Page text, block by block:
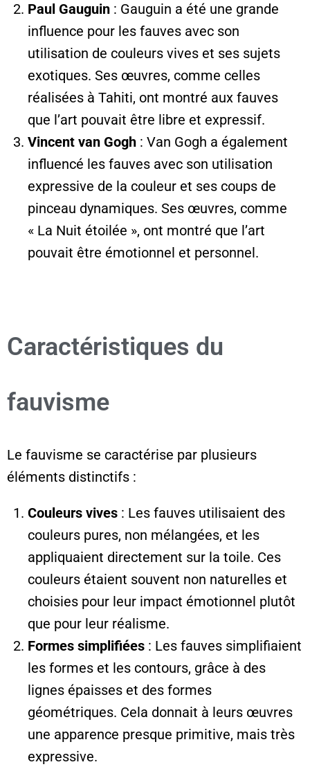
Paul Gauguin : Gauguin a été une grande
influence pour les fauves avec son
utilisation de couleurs vives et ses sujets
exotiques. Ses œuvres, comme celles
réalisées à Tahiti, ont montré aux fauves
que l’art pouvait être libre et expressif.
Vincent van Gogh : Van Gogh a également
influencé les fauves avec son utilisation
expressive de la couleur et ses coups de
pinceau dynamiques. Ses œuvres, comme
« La Nuit étoilée », ont montré que l’art
pouvait être émotionnel et personnel.
Caractéristiques du
fauvisme
Le fauvisme se caractérise par plusieurs
éléments distinctifs :
Couleurs vives : Les fauves utilisaient des
couleurs pures, non mélangées, et les
appliquaient directement sur la toile. Ces
couleurs étaient souvent non naturelles et
choisies pour leur impact émotionnel plutôt
que pour leur réalisme.
Formes simplifiées : Les fauves simplifiaient
les formes et les contours, grâce à des
lignes épaisses et des formes
géométriques. Cela donnait à leurs œuvres
une apparence presque primitive, mais très
expressive.